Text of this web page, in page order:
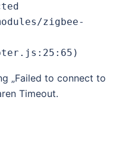
zigbee-
„Failed to connect to
Timeout.